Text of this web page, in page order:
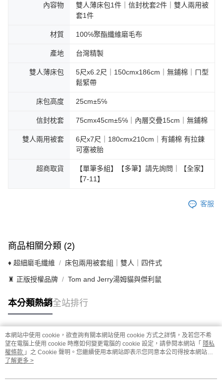
內容物
雙人薄床包1件｜信封枕套2件｜雙人兩用被
套1件
材質 100℅聚酯纖維磨毛布
產地 台灣精製
雙人薄床包
5尺x6.2尺｜150cmx186cm｜無鋪棉｜ㄇ型
鬆緊帶
床包高度 25cm±5℅
信封枕套 75cmx45cm±5℅｜內層交疊15cm｜無鋪棉
雙人兩用被套
6尺x7尺｜180cmx210cm｜有鋪棉 有拉鍊
可塞被胎
超商取貨
【單筆多組】【多筆】請先詢問｜【全家】
【7-11】
客服
商品相關分類 (2)
♦ 超細磨毛纖維 床包兩用被套組｜雙人｜四件式
♜ 正版授權品牌 Tom and Jerry湯姆貓與傑利鼠
本分類熱銷全站排行
熱門標籤
本網站中使用 cookie，欲查詢有關本網站使用 cookie 方式之詳情，及若您不希
望在電腦上使用 cookie 時應如何變更電腦的 cookie 設定，請參閱本網站「 隱私
權條款 」之 Cookie 聲明。您繼續使用本網站即表示您同意本公司得按本網站使
用條款之 Cookie 聲明使用 cookie。
了解更多 >